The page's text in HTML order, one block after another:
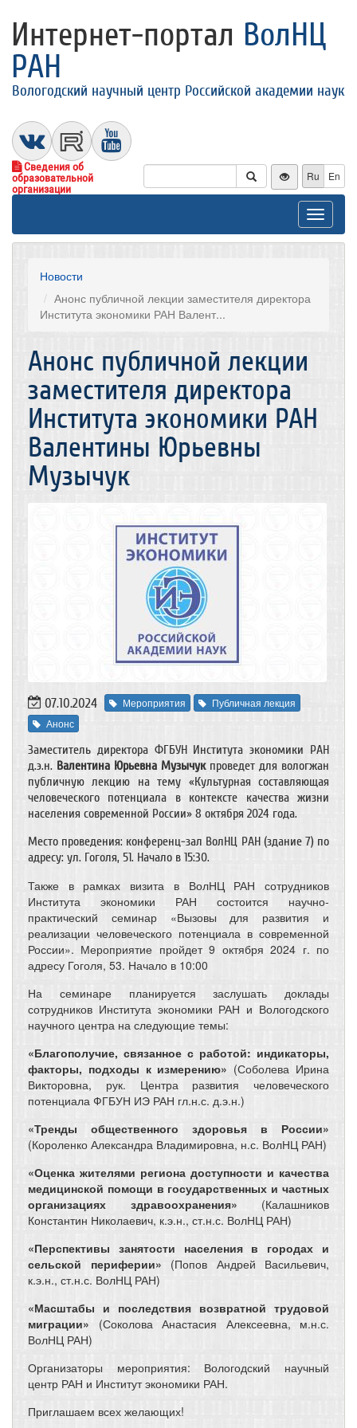
Интернет-портал ВолНЦ
РАН
Вологодский научный центр Российской академии наук
Сведения об
образовательной
организации
Ru En
Toggle
Новости
Анонс публичной лекции заместителя директора
Института экономики РАН Валент...
Анонс публичной лекции
заместителя директора
Института экономики РАН
Валентины Юрьевны
Музычук
07.10.2024 Мероприятия
Публичная лекция
Анонс
Заместитель директора ФГБУН Института экономики РАН
д.э.н. Валентина Юрьевна Музычукпроведет для вологжан
публичную лекцию на тему «Культурная составляющая
человеческого потенциала в контексте качества жизни
населения современной России» 8 октября 2024 года.
Место проведения: конференц-зал ВолНЦ РАН (здание 7) по
адресу: ул. Гоголя, 51. Начало в 15:30.
Также в рамках визита в ВолНЦ РАН сотрудников
Института экономики РАН состоится научно-
практический семинар «Вызовы для развития и
реализации человеческого потенциала в современной
России». Мероприятие пройдет 9 октября 2024 г. по
адресу Гоголя, 53. Начало в 10:00
На семинаре планируется заслушать доклады
сотрудников Института экономики РАН и Вологодского
научного центра на следующие темы:
«Благополучие, связанное с работой: индикаторы,
факторы, подходы к измерению» (Соболева Ирина
Викторовна, рук. Центра развития человеческого
потенциала ФГБУН ИЭ РАН гл.н.с. д.э.н.)
«Тренды общественного здоровья в России»
(Короленко Александра Владимировна, н.с. ВолНЦ РАН)
«Оценка жителями региона доступности и качества
медицинской помощи в государственных и частных
организациях здравоохранения» (Калашников
Константин Николаевич, к.э.н., ст.н.с. ВолНЦ РАН)
«Перспективы занятости населения в городах и
сельской периферии» (Попов Андрей Васильевич,
к.э.н., ст.н.с. ВолНЦ РАН)
«Масштабы и последствия возвратной трудовой
миграции» (Соколова Анастасия Алексеевна, м.н.с.
ВолНЦ РАН)
Организаторы мероприятия: Вологодский научный
центр РАН и Институт экономики РАН.
Приглашаем всех желающих!